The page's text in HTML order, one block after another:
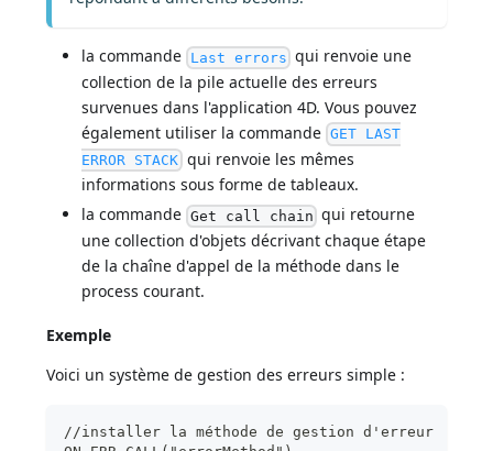
la commande Last errors qui renvoie une
collection de la pile actuelle des erreurs
survenues dans l'application 4D. Vous pouvez
également utiliser la commande GET LAST
ERROR STACK qui renvoie les mêmes
informations sous forme de tableaux.
la commande Get call chain qui retourne
une collection d'objets décrivant chaque étape
de la chaîne d'appel de la méthode dans le
process courant.
Exemple
Voici un système de gestion des erreurs simple :
//installer la méthode de gestion d'erreur